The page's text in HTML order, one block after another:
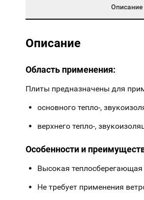
Описание
Описание
Область применения:
Плиты предназначены для
основного тепло-,
верхнего тепло-,
Особенности и
Высокая теплосберегающая
Не требует применения